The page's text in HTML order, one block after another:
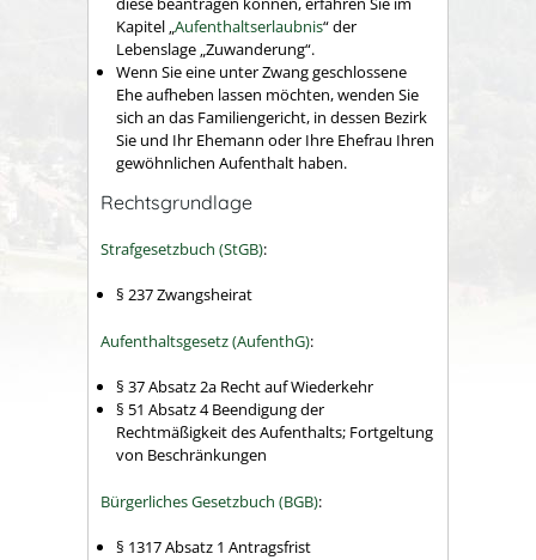
Kapitel „Aufenthaltserlaubnis“ der
Lebenslage „Zuwanderung“.
Wenn Sie eine unter Zwang geschlossene
Ehe aufheben lassen möchten, wenden Sie
sich an das Familiengericht, in dessen Bezirk
Sie und Ihr Ehemann oder Ihre Ehefrau Ihren
gewöhnlichen Aufenthalt haben.
Rechtsgrundlage
Strafgesetzbuch (StGB):
§ 237 Zwangsheirat
Aufenthaltsgesetz (AufenthG):
§ 37 Absatz 2a Recht auf Wiederkehr
§ 51 Absatz 4 Beendigung der
Rechtmäßigkeit des Aufenthalts; Fortgeltung
von Beschränkungen
Bürgerliches Gesetzbuch (BGB):
§ 1317 Absatz 1 Antragsfrist